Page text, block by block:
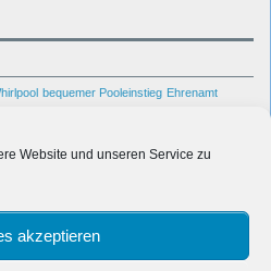
Website und unseren Service zu
akzeptieren
bequemer Pooleinstieg Ehrenamt
Spa Raumentfeuchtung Reparatur
Villa Wasseraufbereitung